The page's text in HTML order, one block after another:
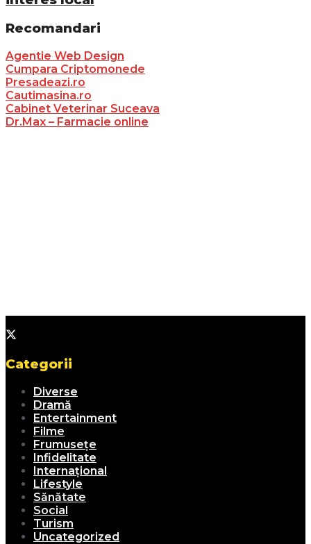
Recomandari
Agentie Web Design
Cumpara Criptomonede
Presadeazi.ro
Cautimasina.ro
Cabinet Veterinar Suceava
Dr.Max – Farmacie online
Categorii
Diverse
Dramă
Entertainment
Filme
Frumusețe
Infidelitate
Internațional
Lifestyle
Sănătate
Social
Turism
Uncategorized